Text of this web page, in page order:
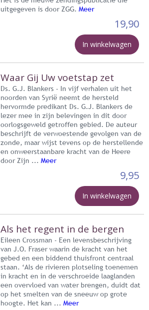
uitgegeven is door ZGG. Meer
19,90
In winkelwagen
Waar Gij Uw voetstap zet
Ds. G.J. Blankers - In vijf verhalen uit het
noorden van Syrië neemt de hersteld
hervormde predikant Ds. G.J. Blankers de
lezer mee in zijn belevingen in dit door
oorlogsgeweld getroffen gebied. De auteur
beschrijft de verwoestende gevolgen van de
zonde, maar wijst tevens op de herstellende
en onweerstaanbare kracht van de Heere
door Zijn ... Meer
9,95
In winkelwagen
Als het regent in de bergen
Eileen Crossman - Een levensbeschrijving
van J.O. Fraser waarin de kracht van het
gebed en een biddend thuisfront centraal
staan. ‘Als de rivieren plotseling toenemen
in kracht en in de verschroeide laaglanden
een overvloed van water brengen, duidt dat
op het smelten van de sneeuw op grote
hoogte. Het kan ... Meer